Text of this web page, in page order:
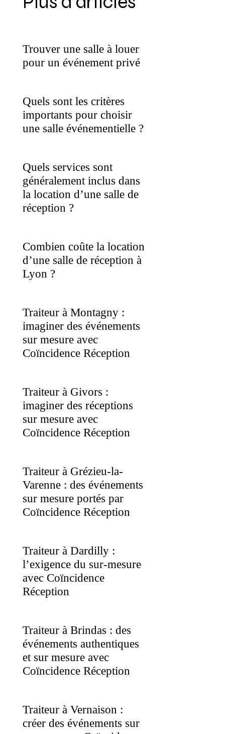
Trouver une salle à louer
pour un événement privé
Quels sont les critères
importants pour choisir
une salle événementielle ?
Quels services sont
généralement inclus dans
la location d’une salle de
réception ?
Combien coûte la location
d’une salle de réception à
Lyon ?
Traiteur à Montagny :
imaginer des événements
sur mesure avec
Coïncidence Réception
Traiteur à Givors :
imaginer des réceptions
sur mesure avec
Coïncidence Réception
Traiteur à Grézieu-la-
Varenne : des événements
sur mesure portés par
Coïncidence Réception
Traiteur à Dardilly :
l’exigence du sur-mesure
avec Coïncidence
Réception
Traiteur à Brindas : des
événements authentiques
et sur mesure avec
Coïncidence Réception
Traiteur à Vernaison :
créer des événements sur